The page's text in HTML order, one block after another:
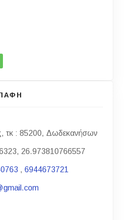
τκ : 85200, Δωδεκανήσων
26.973810766557
,6944673721